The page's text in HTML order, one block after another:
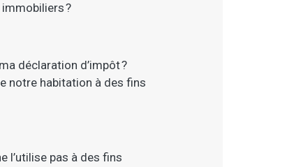
?
déclaration d’impôt ?
notre habitation à des fins
l’utilise pas à des fins